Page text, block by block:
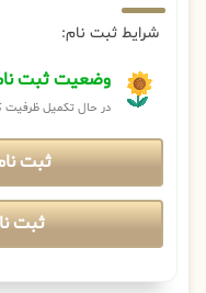
شرایط ثبت نام:
وضعیت ثبت
در حال تکمیل ظرفیت
ثبت
ثبت